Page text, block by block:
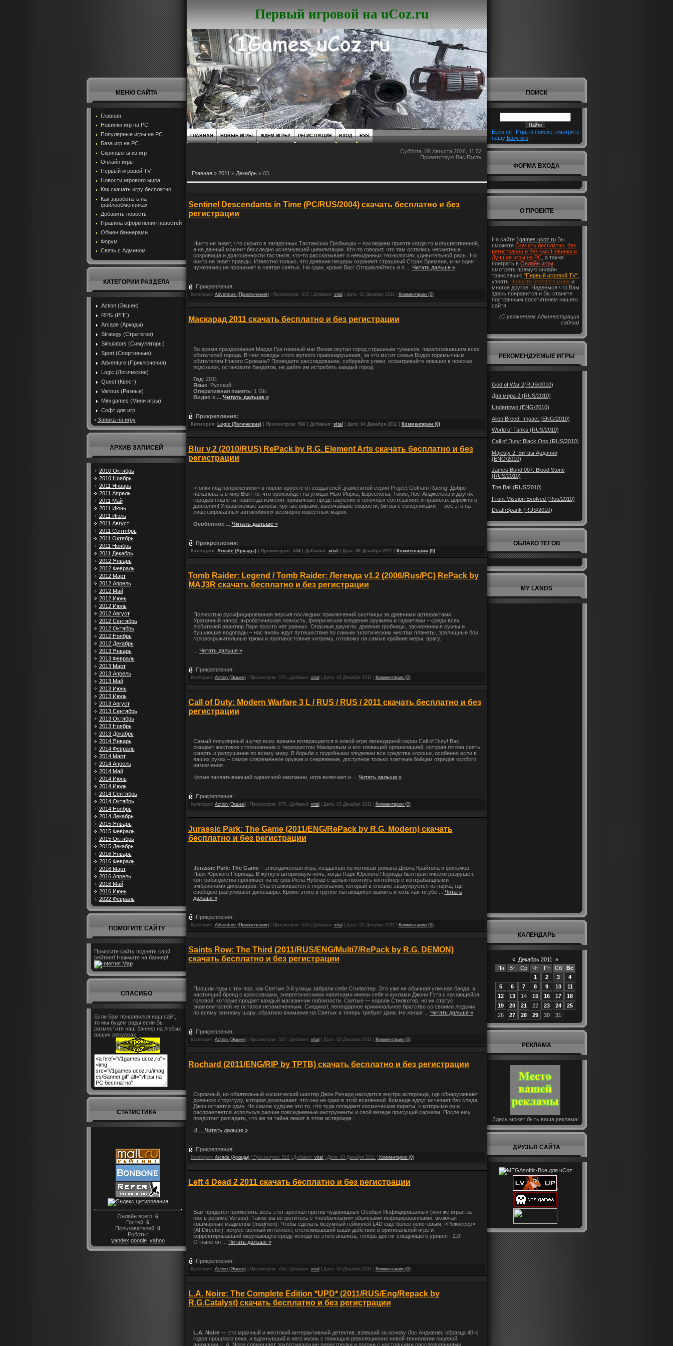
МЕНЮ САЙТА
Главная
Новинки игр на PC
Популярные игры на PC
База игр на РС
Скриншоты из игр
Онлайн игры
Первый игровой TV
Новости игрового мира
Как скачать игру бесплатно
Как заработать на
файлообменниках
Добавить новость
Правила оформления новостей
Обмен баннерами
Форум
Связь с Админом
КАТЕГОРИИ РАЗДЕЛА
Action (Экшен)
RPG (РПГ)
Arcade (Аркады)
Strategy (Стратегии)
Simulators (Симуляторы)
Sport (Спортивные)
Adventure (Приключения)
Logic (Логические)
Quest (Квест)
Various (Разные)
Mini games (Мини игры)
Софт для игр
• Заявка на игру
АРХИВ ЗАПИСЕЙ
2010 Октябрь
2010 Ноябрь
2011 Январь
2011 Апрель
2011 Май
2011 Июнь
2011 Июль
2011 Август
2011 Сентябрь
2011 Октябрь
2011 Ноябрь
2011 Декабрь
2012 Январь
2012 Февраль
2012 Март
2012 Апрель
2012 Май
2012 Июнь
2012 Июль
2012 Август
2012 Сентябрь
2012 Октябрь
2012 Ноябрь
2012 Декабрь
2013 Январь
2013 Февраль
2013 Март
2013 Апрель
2013 Май
2013 Июнь
2013 Июль
2013 Август
2013 Сентябрь
2013 Октябрь
2013 Ноябрь
2013 Декабрь
2014 Январь
2014 Февраль
2014 Март
2014 Апрель
2014 Май
2014 Июнь
2014 Июль
2014 Сентябрь
2014 Октябрь
2014 Ноябрь
2014 Декабрь
2015 Январь
2015 Февраль
2015 Октябрь
2015 Декабрь
2016 Январь
2016 Февраль
2016 Март
2016 Апрель
2016 Май
2016 Июнь
2022 Февраль
ПОМОГИТЕ САЙТУ
Помогите сайту поднять свой
рейтинг! Нажмите на баннер!
СПАСИБО
Если Вам понравился наш сайт,
то мы будем рады если Вы
разместите наш баннер на любых
ваших ресурсах.
СТАТИСТИКА
Онлайн всего: 6
Гостей: 6
Пользователей: 0
Роботы:
yandex google yahoo
Первый игровой на uCoz.ru
ГЛАВНАЯ НОВЫЕ ИГРЫ ЖДЁМ ИГРЫ! РЕГИСТРАЦИЯ ВХОД RSS
Суббота, 08 Августа 2026, 11:52
Приветствую Вас Гость
Главная» 2011 » Декабрь » 03
Sentinel Descendants in Time (PC/RUS/2004) скачать бесплатно и без
регистрации
Никто не знает, что скрыто в загадочных Тастанских Гробницах – последнем приюте когда-то могущественной,
а на данный момент бесследно исчезнувшей цивилизации. Кто-то говорит, что там остались несметные
сокровища и драгоценности тастанов, кто-то рассказывает о невиданных технологиях удивительной расы. Но
никто не знает правды. Известно только, что древние пещеры охраняет страшный Страж Времени, и ни один
чужеземец не проникнет в святая святых. Ни один, кроме Вас! Отправляйтесь в п ... Читать дальше »
Прикрепления:
Категория: Adventure (Приключения)| Просмотров: 815 | Добавил: vital | Дата: 04 Декабря 2011| Комментарии (0)
Маскарад 2011 скачать бесплатно и без регистрации
Во время празднования Марди Гра гневный маг Визаж окутал город страшным туманом, парализовавшим всех
обитателей города. В чем поводы этого жуткого правонарушения, за что мстит семья Бодро горемычным
обитателям Нового Орлеана? Проведите расследование, собирайте улики, осматривайте локации в поисках
подсказок, остановите бандитов, не дайте им истребить каждый город.
Год: 2011.
Язык: Русский.
Оперативная память: 1 Gb.
Видео к ... Читать дальше »
Прикрепления:
Категория: Logic (Логические)| Просмотров: 566 | Добавил: vital | Дата: 04 Декабря 2011| Комментарии (0)
Blur v.2 (2010/RUS) RePack by R.G. Element Arts скачать бесплатно и без
регистрации
«Гонки под напряжением» в новом проекте от создателей знаменитой серии Project Gotham Racing. Добро
пожаловать в мир Blur! То, что произойдет на улицах Нью-Йорка, Барселоны, Токио, Лос-Анджелеса и других
городов планеты, навсегда изменит привычные представления о гоночных состязаниях и правилах дорожного
движения! Управляемые заносы, крутые виражи, высочайшие скорости, битвы с соперниками — все это на
лицензированных автомобилях всемирно известных марок.
Особеннос ... Читать дальше »
Прикрепления:
Категория: Arcade (Аркады)| Просмотров: 584 | Добавил: vital | Дата: 03 Декабря 2011| Комментарии (0)
Tomb Raider: Legend / Tomb Raider: Легенда v1.2 (2006/Rus/PC) RePack by
MAJ3R скачать бесплатно и без регистрации
Полностью русифицированная версия последних приключений охотницы за древними артефактами.
Ураганный напор, акробатическая ловкость, феерическое владение оружием и гаджетами – среди всех
любителей авантюр Ларе просто нет равных. Опасные джунгли, древние гробницы, заснеженные руины и
бушующие водопады – нас вновь ждут путешествие по самым экзотическим местам планеты, зрелищные бои,
головокружительные трюки и противостояние хитрому, готовому на самые крайние меры, врагу.
... Читать дальше »
Прикрепления:
Категория: Action (Экшен)| Просмотров: 576 | Добавил: vital | Дата: 03 Декабря 2011| Комментарии (0)
Call of Duty: Modern Warfare 3 L / RUS / RUS / 2011 скачать бесплатно и без
регистрации
Самый популярный шутер всех времен возвращается в новой игре легендарной серии Call of Duty! Вас
ожидает жестокое столкновение с террористом Макаровым и его зловещей организацией, которая готова сеять
смерть и разрушение по всему миру. В борьбе с подобными злодеями все средства хороши, особенно если в
ваших руках – самое современное оружие и снаряжение, доступное только элитным бойцам отрядов особого
назначения.
Кроме захватывающей одиночной кампании, игра включает н ... Читать дальше »
Прикрепления:
Категория: Action (Экшен)| Просмотров: 675 | Добавил: vital | Дата: 03 Декабря 2011| Комментарии (0)
Jurassic Park: The Game (2011/ENG/RePack by R.G. Modern) скачать
бесплатно и без регистрации
Jurassic Park: The Game– эпизодическая игра, созданная по мотивам романа Джона Крайтона и фильмов
Парк Юрского Периода. В жуткую штормовую ночь, когда Парк Юрского Периода был практически разрушен,
контрабандистка проникает на остров Исла Нублар с целью похитить контейнер с контрабандными
эмбрионами динозавров. Она сталкивается с персоналом, который в спешке эвакуируется из парка, где
свободно разгуливают динозавры. Кроме этого в группе пытающихся выжить и хоть как-то убе ... Читать
дальше »
Прикрепления:
Категория: Adventure (Приключения)| Просмотров: 616 | Добавил: vital | Дата: 03 Декабря 2011| Комментарии (0)
Saints Row: The Third (2011/RUS/ENG/Multi7/RePack by R.G. DEMON)
скачать бесплатно и без регистрации
Прошли годы с тех пор, как Святые 3-й улицы забрали себе Стилвотер. Это уже не обычная уличная банда, а
настоящий бренд с кроссовками, энергетическими напитками имени себя и куклами Джони Гэта с качающейся
головой, которые продает каждый магазинчик поблизости. Святые — короли Стилвотер, но их статус
знаменитостей не остался незамеченным. Синдикат, легендарное криминальное братство со своими людьми
по всему земному шару, обратило внимание на Святых и теперь требует дани. Не желая ... Читать дальше »
Прикрепления:
Категория: Action (Экшен)| Просмотров: 505 | Добавил: vital | Дата: 03 Декабря 2011| Комментарии (0)
Rochard (2011/ENG/RIP by TPTB) скачать бесплатно и без регистрации
Скромный, но обаятельный космический шахтер Джон Ричард находится внутри астероида, где обнаруживают
древнюю структуру, которая доказывает, что они не одни в этой вселенной. Команда вдруг исчезает без следа,
Джон остается один. Но самое худшее это то, что туда попадают космические пираты, с которыми он и
расправляется используя раочие повседневные инструменты и свой везеде присущий сарказм. После ему
предстоит разгадать, что же за тайна лежит в этом астероиде...
И ... Читать дальше »
Прикрепления:
Категория: Arcade (Аркады)| Просмотров: 516 | Добавил: vital | Дата: 03 Декабря 2011| Комментарии (0)
Left 4 Dead 2 2011 скачать бесплатно и без регистрации
Вам придется применить весь этот арсенал против чудовищных Особых Инфицированных (или же играя за
них в режиме Versus). Также вы встретитесь с «необычными» обычными инфицированными, включая
кошмарных мадменов (mudmen). Чтобы сделать безумный геймплей L4D еще более неистовым, «Режиссер»
(AI Director), искусственный интеллект, отслеживавший ваши действия в оригинальной игре и
корректировавший окружающую среду исходя из этого анализа, теперь достиг следующего уровня - 2.0!
Отныне он ... Читать дальше »
Прикрепления:
Категория: Action (Экшен)| Просмотров: 754 | Добавил: vital | Дата: 03 Декабря 2011| Комментарии (0)
L.A. Noire: The Complete Edition *UPD* (2011/RUS/Eng/Repack by
R.G.Catalyst) скачать бесплатно и без регистрации
L.A. Noire— это мрачный и жестокий интерактивный детектив, взявший за основу Лос Анджелес образца 40-х
годов прошлого века, и вдохнувший в него жизнь с помощью революционно новой технологии лицевой
анимации. L.A. Noire совмещает захватывающие перестрелки и погони с настоящими расследованиями,
ПОИСК
Если нет Игры в поиске, смотрите
нашу Базу игр!
ФОРМА ВХОДА
О ПРОЕКТЕ
На сайте 1games.ucoz.ruВы
сможете Скачать бесплатно, без
регистрации и без смс Новинки и
Лучшие игры на PC, а также
поиграть в Онлайн игры,
смотреть прямую онлайн
трансляцию "Первый игровой TV",
узнать Новости игрового мираи
многое другое. Надеемся что Вам
здесь понравится и Вы станете
постоянным посетителем нашего
сайта.
(С уважением Администрация
сайта)
РЕКОМЕНДУЕМЫЕ ИГРЫ
God of War 2(RUS/2010)
Два мира 2 (RUS/2010)
Undertown (ENG/2010)
Alien Breed: Impact (ENG/2010)
World of Tanks (RUS/2010)
Call of Duty: Black Ops (RUS/2010)
Majesty 2: Битвы Ардании
(ENG/2010)
James Bond 007: Blood Stone
(RUS/2010)
The Ball (RUS/2010)
Front Mission Evolved (Rus/2010)
DeathSpank (RUS/2010)
ОБЛАКО ТЕГОВ
MY LANDS
КАЛЕНДАРЬ
« Декабрь 2011
»
Пн
Вт Ср Чт Пт Сб
Вс
1
2 3
4
5
6 7 8 9 10
11
12
13 14 15 16 17
18
19
20 21 22 23 24
25
26
27 28 29 30 31
РЕКЛАМА
Здесь может быть ваша реклама!
ДРУЗЬЯ САЙТА
/